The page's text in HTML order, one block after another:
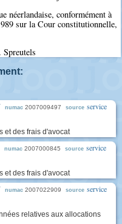
néerlandaise, conformément à
sur la Cour constitutionnelle,
numac 2007009497 source service
et des frais d'avocat
numac 2007000845 source service
et des frais d'avocat
numac 2007022909 source service
relatives aux allocations